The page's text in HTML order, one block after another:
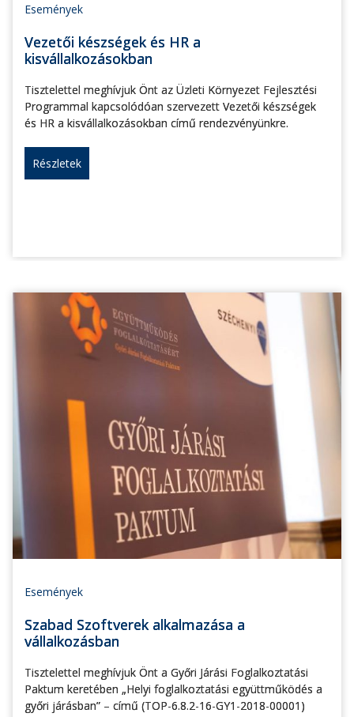
Események
Vezetői készségek és HR a
kisvállalkozásokban
Tisztelettel meghívjuk Önt az Üzleti Környezet Fejlesztési
Programmal kapcsolódóan szervezett Vezetői készségek
és HR a kisvállalkozásokban című rendezvényünkre.
Részletek
Események
Szabad Szoftverek alkalmazása a
vállalkozásban
Tisztelettel meghívjuk Önt a Győri Járási Foglalkoztatási
Paktum keretében „Helyi foglalkoztatási együttműködés a
győri járásban” – című (TOP-6.8.2-16-GY1-2018-00001)